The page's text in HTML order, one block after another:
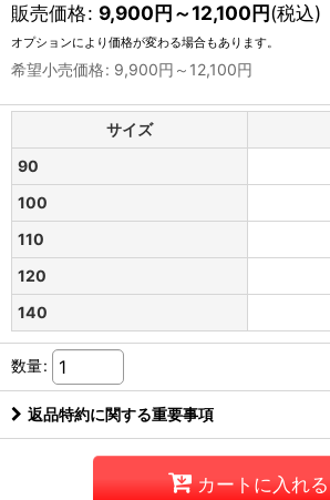
販売価格: 9,900円～12,100円(税込)
オプションにより価格が変わる場合もあります。
希望小売価格: 9,900円 ～12,100円
サイズ
90
100
110
120
140
数量:
返品特約に関する重要事項
カートに入れる